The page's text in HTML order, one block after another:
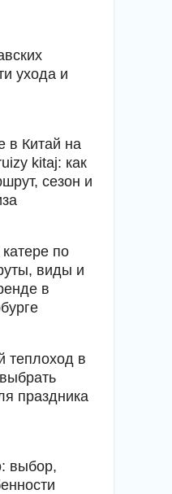
ухода и
в Китай на
kitaj: как
сезон и
по
виды и
в
теплоход в
праздника
выбор,